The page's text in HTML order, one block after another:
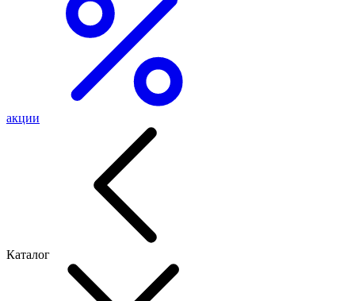
акции
Каталог